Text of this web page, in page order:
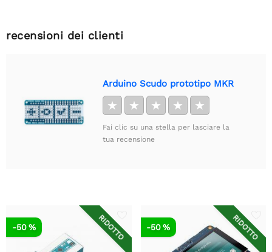
recensioni dei clienti
Arduino Scudo prototipo MKR
★ ★ ★ ★ ★
Fai clic su una stella per lasciare la
tua recensione
RIDOTTO
-50 % RIDOTTO
-50 %